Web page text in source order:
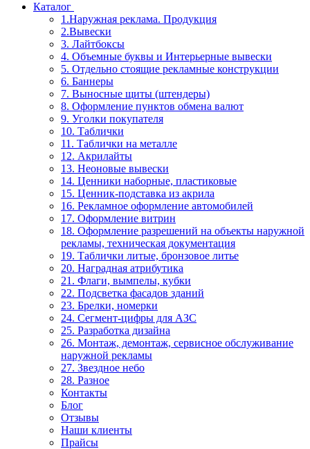
Каталог
1.Наружная реклама. Продукция
2.Вывески
3. Лайтбоксы
4. Объемные буквы и Интерьерные вывески
5. Отдельно стоящие рекламные конструкции
6. Баннеры
7. Выносные щиты (штендеры)
8. Оформление пунктов обмена валют
9. Уголки покупателя
10. Таблички
11. Таблички на металле
12. Акрилайты
13. Неоновые вывески
14. Ценники наборные, пластиковые
15. Ценник-подставка из акрила
16. Рекламное оформление автомобилей
17. Оформление витрин
18. Оформление разрешений на объекты наружной
рекламы, техническая документация
19. Таблички литые, бронзовое литье
20. Наградная атрибутика
21. Флаги, вымпелы, кубки
22. Подсветка фасадов зданий
23. Брелки, номерки
24. Сегмент-цифры для АЗС
25. Разработка дизайна
26. Монтаж, демонтаж, сервисное обслуживание
наружной рекламы
27. Звездное небо
28. Разное
Контакты
Блог
Отзывы
Наши клиенты
Прайсы